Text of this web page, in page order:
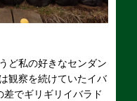
ど私の好きなセンダン
観察を続けていたイバ
でギリギリイバラド